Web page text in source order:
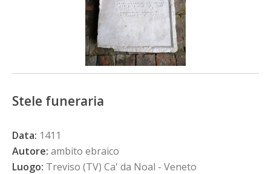
Stele funeraria
Data: 1411
Autore: ambito ebraico
Luogo: Treviso (TV) Ca' da Noal - Veneto